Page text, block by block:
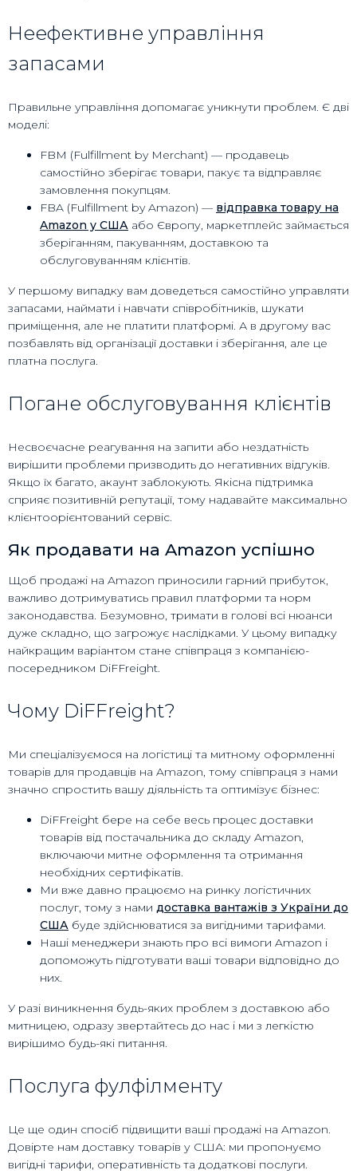
Неефективне управління
запасами
Правильне управління допомагає уникнути проблем. Є дві
моделі:
FBM (Fulfillment by Merchant) — продавець
самостійно зберігає товари, пакує та відправляє
замовлення покупцям.
FBA (Fulfillment by Amazon) — відправка товару на
Amazon у США або Європу, маркетплейс займається
зберіганням, пакуванням, доставкою та
обслуговуванням клієнтів.
У першому випадку вам доведеться самостійно управляти
запасами, наймати і навчати співробітників, шукати
приміщення, але не платити платформі. А в другому вас
позбавлять від організації доставки і зберігання, але це
платна послуга.
Погане обслуговування клієнтів
Несвоєчасне реагування на запити або нездатність
вирішити проблеми призводить до негативних відгуків.
Якщо їх багато, акаунт заблокують. Якісна підтримка
сприяє позитивній репутації, тому надавайте максимально
клієнтоорієнтований сервіс.
Як продавати на Amazon успішно
Щоб продажі на Amazon приносили гарний прибуток,
важливо дотримуватись правил платформи та норм
законодавства. Безумовно, тримати в голові всі нюанси
дуже складно, що загрожує наслідками. У цьому випадку
найкращим варіантом стане співпраця з компанією-
посередником DiFFreight.
Чому DiFFreight?
Ми спеціалізуємося на логістиці та митному оформленні
товарів для продавців на Amazon, тому співпраця з нами
значно спростить вашу діяльність та оптимізує бізнес:
DiFFreight бере на себе весь процес доставки
товарів від постачальника до складу Amazon,
включаючи митне оформлення та отримання
необхідних сертифікатів.
Ми вже давно працюємо на ринку логістичних
послуг, тому з нами доставка вантажів з України до
США буде здійснюватися за вигідними тарифами.
Наші менеджери знають про всі вимоги Amazon і
допоможуть підготувати ваші товари відповідно до
них.
У разі виникнення будь-яких проблем з доставкою або
митницею, одразу звертайтесь до нас і ми з легкістю
вирішимо будь-які питання.
Послуга фулфілменту
Це ще один спосіб підвищити ваші продажі на Amazon.
Довірте нам доставку товарів у США: ми пропонуємо
вигідні тарифи, оперативність та додаткові послуги.